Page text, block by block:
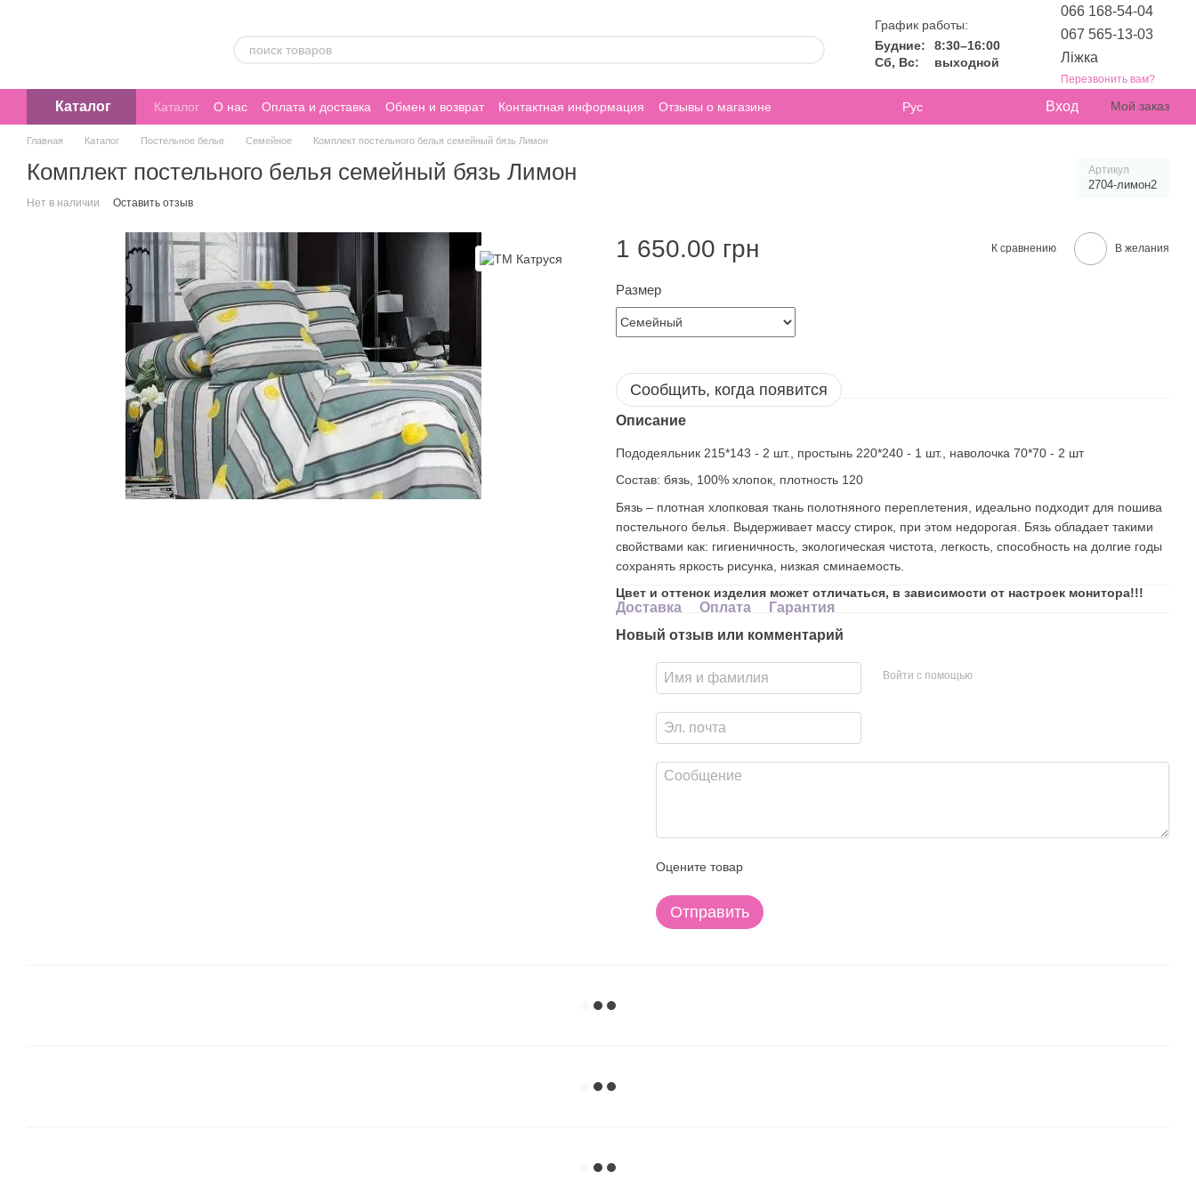
График работы:
Будние:
8:30–16:00
Сб, Вс:
выходной
066 168-54-04
067 565-13-03
Ліжка
Перезвонить вам?
Каталог Каталог О нас Оплата и доставка Обмен и возврат Контактная информация Отзывы о магазине Рус Вход Мой заказ
Главная Каталог Постельное белье Семейное Комплект постельного белья семейный бязь Лимон
Комплект постельного белья семейный бязь Лимон Артикул
2704-лимон2
Нет в наличии Оставить отзыв
1 650.00 грн К сравнению В желания
Размер
Сообщить, когда появится
Описание
Пододеяльник 215*143 - 2 шт., простынь 220*240 - 1 шт., наволочка 70*70 - 2 шт
Состав: бязь, 100% хлопок, плотность 120
Бязь – плотная хлопковая ткань полотняного переплетения, идеально подходит для пошива
постельного белья. Выдерживает массу стирок, при этом недорогая. Бязь обладает такими
свойствами как: гигиеничность, экологическая чистота, легкость, способность на долгие годы
сохранять яркость рисунка, низкая сминаемость.
Цвет и оттенок изделия может отличаться, в зависимости от настроек монитора!!!
Доставка Оплата
Гарантия
Новый отзыв или комментарий
Войти с помощью
Оцените товар
Отправить